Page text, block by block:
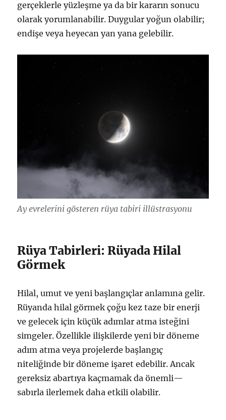
gerçeklerle yüzleşme ya da bir kararın sonucu
olarak yorumlanabilir. Duygular yoğun olabilir;
endişe veya heyecan yan yana gelebilir.
Ay evrelerini gösteren rüya tabiri illüstrasyonu
Rüya Tabirleri: Rüyada Hilal
Görmek
Hilal, umut ve yeni başlangıçlar anlamına gelir.
Rüyanda hilal görmek çoğu kez taze bir enerji
ve gelecek için küçük adımlar atma isteğini
simgeler. Özellikle ilişkilerde yeni bir döneme
adım atma veya projelerde başlangıç
niteliğinde bir döneme işaret edebilir. Ancak
gereksiz abartıya kaçmamak da önemli—
sabırla ilerlemek daha etkili olabilir.